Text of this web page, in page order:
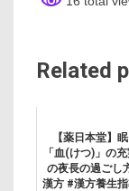
Related
【薬日本堂】
「血(けつ)」の
の夜長の過ご
漢方 #漢方養生